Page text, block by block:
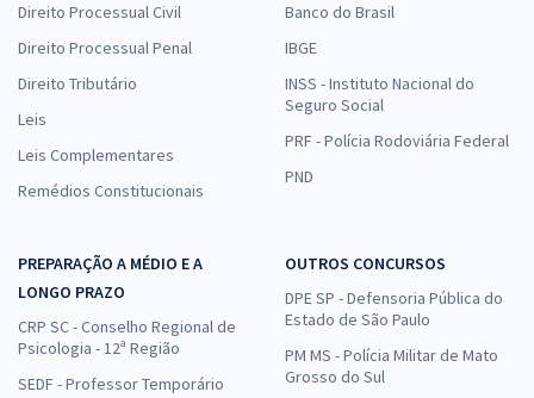
Direito Processual Civil
Direito Processual Penal
Direito Tributário
Leis
Leis Complementares
Remédios Constitucionais
Banco do Brasil
IBGE
INSS - Instituto Nacional do
Seguro Social
PRF - Polícia Rodoviária Federal
PND
PREPARAÇÃO A MÉDIO E A
LONGO PRAZO
CRP SC - Conselho Regional de
Psicologia - 12ª Região
SEDF - Professor Temporário
OUTROS CONCURSOS
DPE SP - Defensoria Pública do
Estado de São Paulo
PM MS - Polícia Militar de Mato
Grosso do Sul